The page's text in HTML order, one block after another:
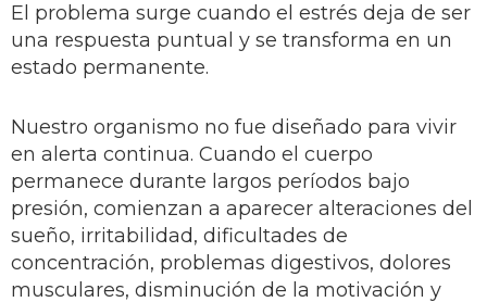
El problema surge cuando el estrés deja de ser
una respuesta puntual y se transforma en un
estado permanente.
Nuestro organismo no fue diseñado para vivir
en alerta continua. Cuando el cuerpo
permanece durante largos períodos bajo
presión, comienzan a aparecer alteraciones del
sueño, irritabilidad, dificultades de
concentración, problemas digestivos, dolores
musculares, disminución de la motivación y